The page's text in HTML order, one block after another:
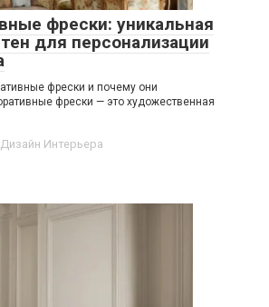
фрески: уникальная
для персонализации
фрески и почему они
фрески — это художественная
Дизайн Интерьера